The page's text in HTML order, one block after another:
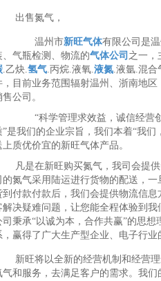
出售氮气，
温州市新旺气体有限公司是
、气瓶检测、物流的气体公司 之一，
.乙炔.氢气.丙烷.液氧.液氮.液氩.混合
，目前业务范围辐射温州、浙南地
公司。
“科学管理求效益，诚信经营创
”是我们的企业宗旨，我们本着“我
上质优价宜的新旺气体产品。
凡是在新旺购买氮气，我司会提
的氮气采用陆运进行货物的配送，
到付款付款后，我们会提供物流信
解决疑难问题，让您能全程体验到
司秉承“以诚为本，合作共赢”的思
，赢得了广大生产型企业、电子行业
新旺将以全新的经营机制和经营
气和服务，去满足客户的需求。我